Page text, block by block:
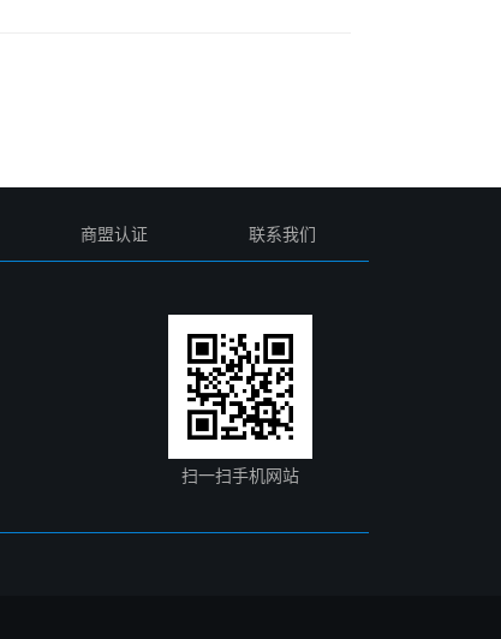
商盟认证 联系我们
扫一扫手机网站